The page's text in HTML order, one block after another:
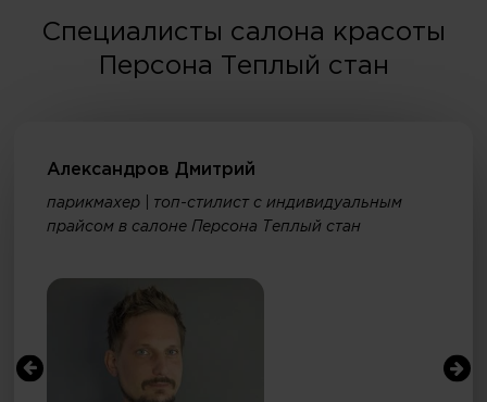
Специалисты салона красоты
Персона Теплый стан
Александров Дмитрий
парикмахер | топ-стилист с индивидуальным
прайсом в салоне Персона Теплый стан